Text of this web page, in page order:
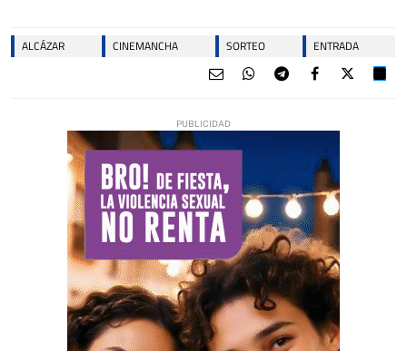
ALCÁZAR CINEMANCHA SORTEO ENTRADA